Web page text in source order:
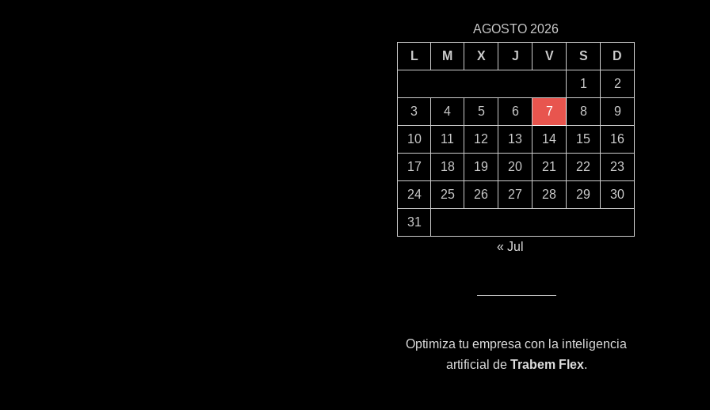
AGOSTO 2026
L
M X J V S D
1 2
3 4 5 6 7 8 9
10 11 12 13 14 15 16
17 18 19 20 21 22 23
24 25 26 27 28 29 30
31
« Jul
Optimiza tu empresa con la inteligencia
artificial de Trabem Flex.